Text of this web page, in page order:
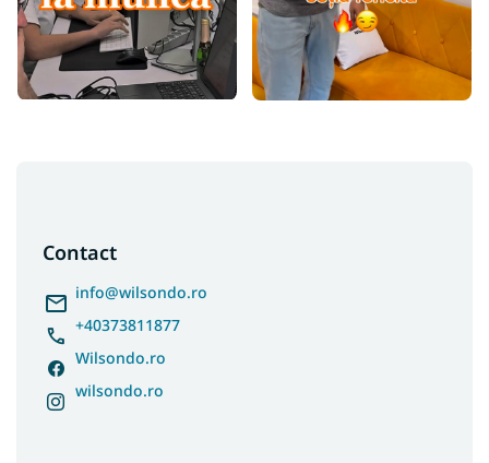
Contact
info@wilsondo.ro
+40373811877
Wilsondo.ro
wilsondo.ro